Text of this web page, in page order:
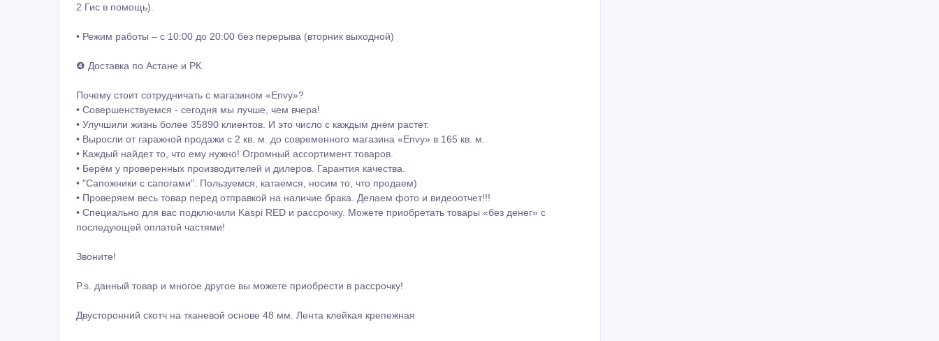
2 Гис в помощь).
• Режим работы – с 10:00 до 20:00 без перерыва (вторник выходной)
❹ Доставка по Астане и РК.
Почему стоит сотрудничать с магазином «Envy»?
• Совершенствуемся - сегодня мы лучше, чем вчера!
• Улучшили жизнь более 35890 клиентов. И это число с каждым днём растет.
• Выросли от гаражной продажи с 2 кв. м. до современного магазина «Envy» в 165 кв. м.
• Каждый найдет то, что ему нужно! Огромный ассортимент товаров.
• Берём у проверенных производителей и дилеров. Гарантия качества.
• "Сапожники с сапогами". Пользуемся, катаемся, носим то, что продаем)
• Проверяем весь товар перед отправкой на наличие брака. Делаем фото и видеоотчет!!!
• Специально для вас подключили Kaspi RED и рассрочку. Можете приобретать товары «без денег» с
последующей оплатой частями!
Звоните!
P.s. данный товар и многое другое вы можете приобрести в рассрочку!
Двусторонний скотч на тканевой основе 48 мм. Лента клейкая крепежная